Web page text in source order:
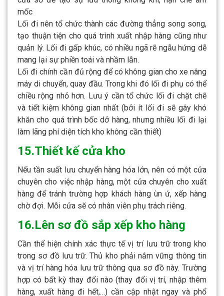
mốc
Lối đi nên tổ chức thành các đường thẳng song song,
tạo thuận tiện cho quá trình xuất nhập hàng cũng như
quản lý. Lối đi gấp khúc, có nhiều ngã rẽ ngẫu hứng dễ
mang lại sự phiền toái và nhầm lẫn.
Lối đi chính cần đủ rộng để có không gian cho xe nâng
máy di chuyển, quay đầu. Trong khi đó lối đi phụ có thể
chiều rộng nhỏ hơn. Lưu ý cần tổ chức lối đi chặt chẽ
và tiết kiệm không gian nhất (bởi ít lối đi sẽ gây khó
khăn cho quá trình bốc dở hàng, nhưng nhiều lối đi lại
làm lãng phí diện tích kho không cần thiết)
15.Thiết kế cửa kho
Nếu tần suất lưu chuyển hàng hóa lớn, nên có một cửa
chuyên cho việc nhập hàng, một cửa chuyên cho xuất
hàng để tránh trường hợp khách hàng ùn ứ, xếp hàng
chờ đợi. Mỗi cửa sẽ có nhân viên phụ trách riêng.
16.Lên sơ đồ sắp xếp kho hàng
Cần thể hiện chính xác thực tế vị trí lưu trữ trong kho
trong sơ đồ lưu trữ. Thủ kho phải nắm vững thông tin
và vị trí hàng hóa lưu trữ thông qua sơ đồ này. Trường
hợp có bất kỳ thay đổi nào (thay đổi vị trí, nhập thêm
hàng, xuất hàng đi hết,…) cần cập nhật ngay và phổ